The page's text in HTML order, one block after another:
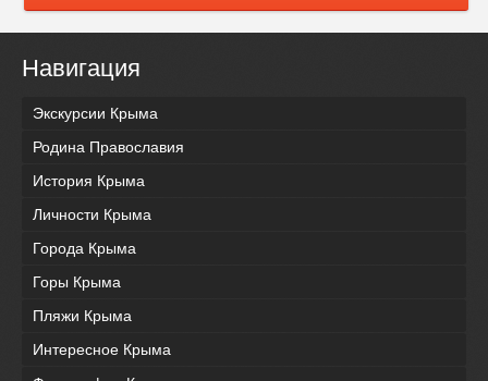
Навигация
Экскурсии Крыма
Родина Православия
История Крыма
Личности Крыма
Города Крыма
Горы Крыма
Пляжи Крыма
Интересное Крыма